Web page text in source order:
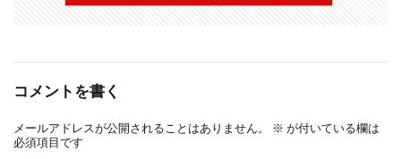
コメントを書く
メールアドレスが公開されることはありません。 ※ が付いている欄は
必須項目です